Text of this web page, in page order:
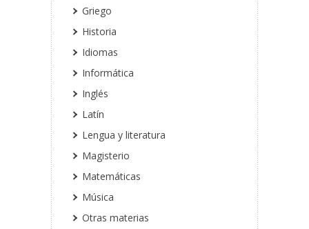
Griego
Historia
Idiomas
Informática
Inglés
Latín
Lengua y literatura
Magisterio
Matemáticas
Música
Otras materias